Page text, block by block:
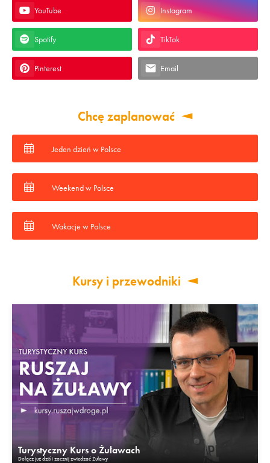
YouTube Instagram
Spotify TikTok
Pinterest Email
Chcę zaplanować
Jeden dzień w Polsce
Weekend w Polsce
Wakacje w Polsce
Kursy i przewodniki
Turystyczny Kurs o Żuławach
Dołącz już dziś i zacznij zwiedzać Żuławy